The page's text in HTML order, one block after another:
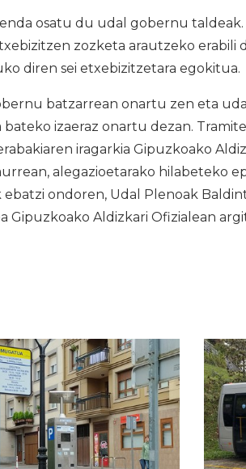
osatu du udal gobernu taldeak.
zozketa arautzeko erabili
diren sei etxebizitzetara egokitua.
batzarrean onartu zen eta
izaeraz onartu dezan.
iragarkia Gipuzkoako
alegazioetarako hilabeteko
ondoren, Udal Plenoak
Gipuzkoako Aldizkari Ofizialean